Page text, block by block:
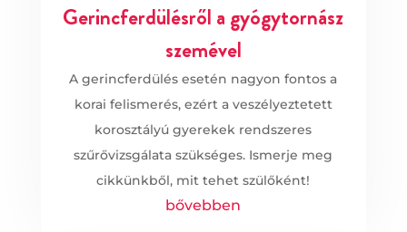
Gerincferdülésről a gyógytornász
szemével
A gerincferdülés esetén nagyon fontos a
korai felismerés, ezért a veszélyeztetett
korosztályú gyerekek rendszeres
szűrővizsgálata szükséges. Ismerje meg
cikkünkből, mit tehet szülőként!
bővebben